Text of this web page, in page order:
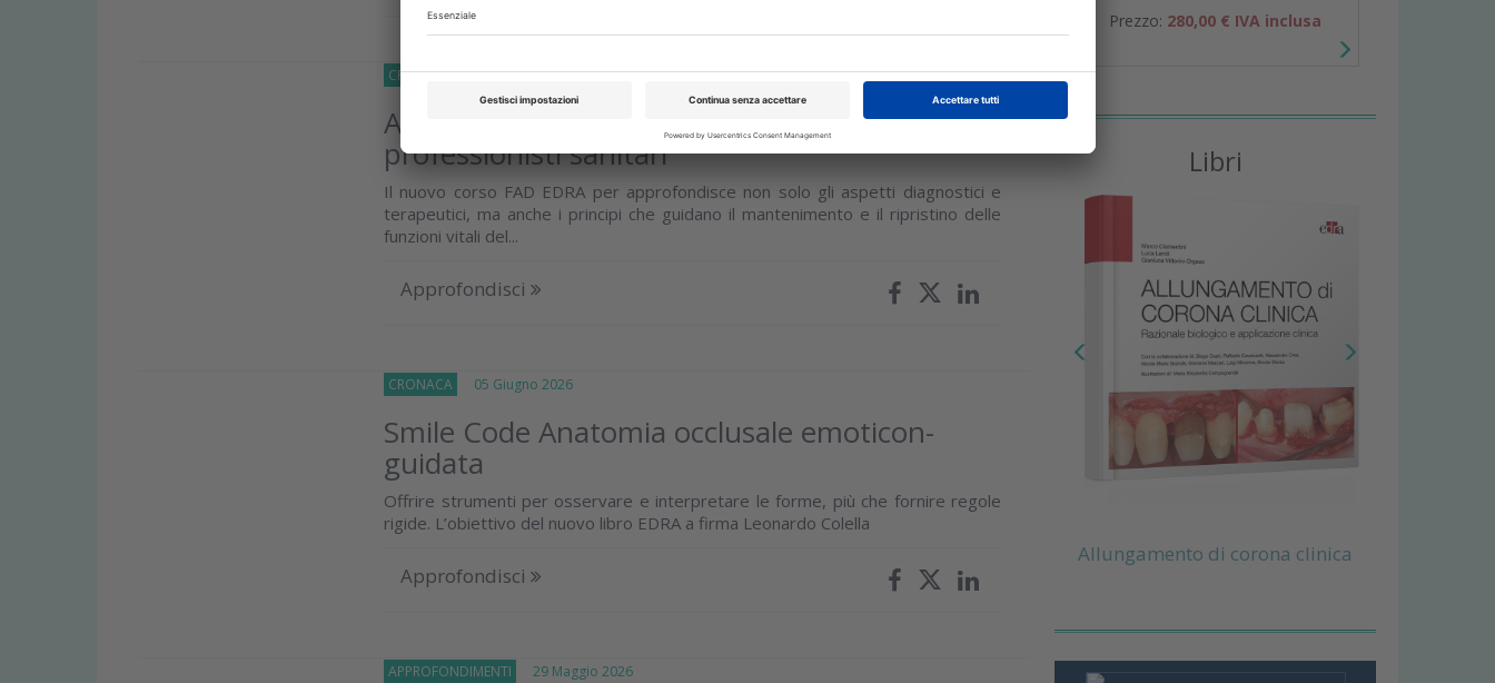
CRONACA 02 Luglio 2026
Algoritmi di medicina di emergenza per
professionisti sanitari
Il nuovo corso FAD EDRA per approfondisce non solo gli aspetti diagnostici e
terapeutici, ma anche i principi che guidano il mantenimento e il ripristino delle
funzioni vitali del...
Approfondisci
CRONACA 05 Giugno 2026
Smile Code Anatomia occlusale emoticon-
guidata
Offrire strumenti per osservare e interpretare le forme, più che fornire regole
rigide. L’obiettivo del nuovo libro EDRA a firma Leonardo Colella
Approfondisci
APPROFONDIMENTI 29 Maggio 2026
Prezzo: 280,00 € IVA inclusa
Libri
Allungamento di corona clinica